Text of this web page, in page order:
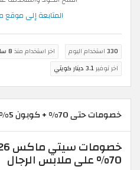
المتابعة إلى
330 استخدام اليوم اخر استخدام منذ 8 ساعة
اخر توفير3.1 دينار كويتي
خصومات حتى 70% + كوبون 5%
70% على ملابس الرجال